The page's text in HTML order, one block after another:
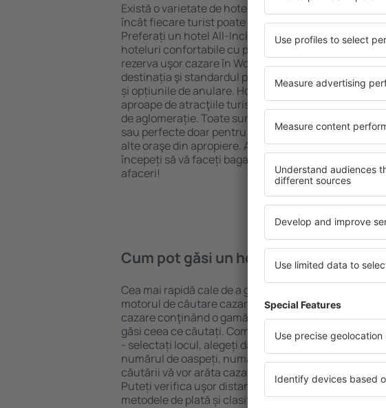
Există o varietate de hoteluri disponibile în
încât fiecare turist poate găsi cazare potrivită
Preferați un hotel All-Inclusive cu standarde ȋnalte
hoteluri confortabile cu preţuri mici? Cu ajutorul
rezerva uşor cazare în Wokingham} pentru orice
destinația şi standardul pentru hotel, verificați
și opțiunile de anulare. Hotelurile în Wokingham sunt
aproape de atracţiile turistice populare, cât și puțin
de aglomerație. Toate sunt disponibile pentru o
sau perfecte doar pentru o noapte atunci când doriţi
alte oraşe din apropiere. Alegeți hotelul care vi se
începeți să vă faceți bagajele pentru o vacanţă sau
afaceri!
Cum pot găsi un hotel în Wokingham?
Cea mai rapidă cale de a găsi un hotel în Wokingham
motorul de căutare cazare eSky. Baza mare de date
cazare conţinând o gamă largă de opţiuni este o
găsi ceea ce căutați. Completați câmpurile motorului
- selectați locul, alegeți data de check-in și check-
numărul de oaspeți, numărul de camere şi gata!
căutării vă vor arăta cazarea disponibilă ȋn perioada
Puteți verifica uşor distanța de la hotel ȋn centrul
metodele de plată și clasificarea hotelului.